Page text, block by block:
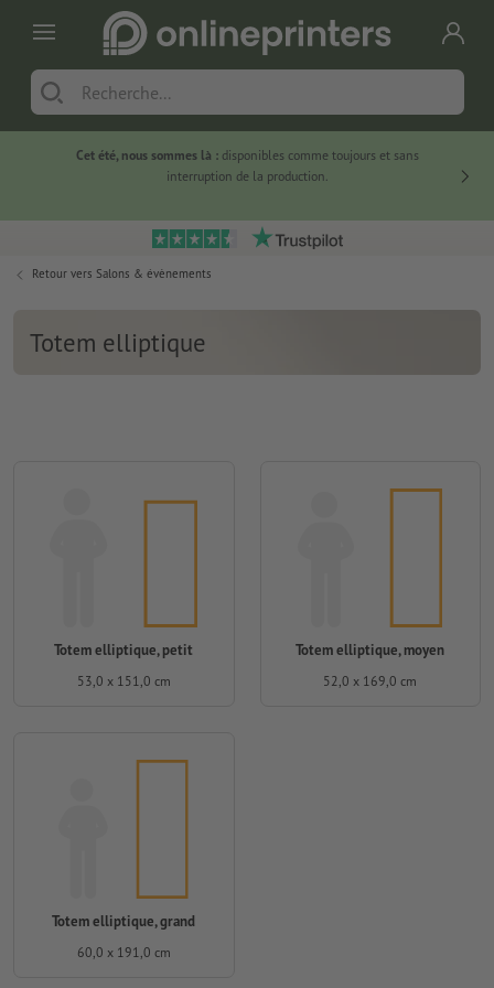
Cet été, nous sommes là :disponibles comme toujours et sans
interruption de la production.
Retour vers Salons & évènements
Totem elliptique
Totem elliptique, petit
53,0 x 151,0 cm
Totem elliptique, moyen
52,0 x 169,0 cm
Totem elliptique, grand
60,0 x 191,0 cm